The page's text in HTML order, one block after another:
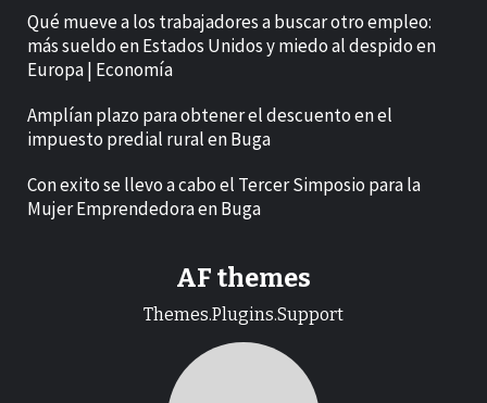
Qué mueve a los trabajadores a buscar otro empleo:
más sueldo en Estados Unidos y miedo al despido en
Europa | Economía
Amplían plazo para obtener el descuento en el
impuesto predial rural en Buga
Con exito se llevo a cabo el Tercer Simposio para la
Mujer Emprendedora en Buga
AF themes
Themes.Plugins.Support